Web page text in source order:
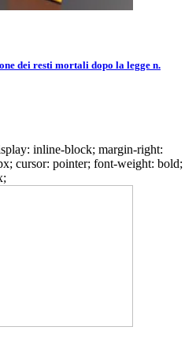
dei resti mortali dopo la legge n.
inline-block; margin-right:
cursor: pointer; font-weight: bold;